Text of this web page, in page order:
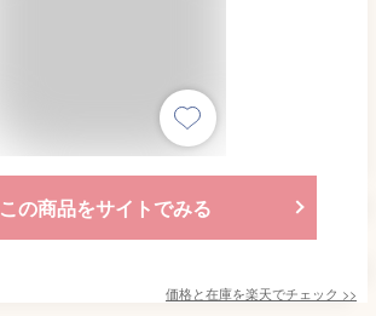
この商品をサイトでみる
価格と在庫を楽天でチェック >>